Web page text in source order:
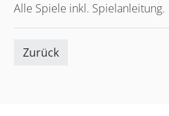
Alle Spiele inkl. Spielanleitung.
Zurück